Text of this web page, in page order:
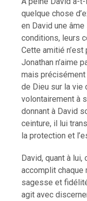
quelque chose
en David une
conditions, leurs
Cette amitié
Jonathan n’aime
mais précisément
de Dieu sur la vie
volontairement à
donnant à David
ceinture, il lui
la protection et
David, quant à lui,
accomplit chaque
sagesse et
agit avec